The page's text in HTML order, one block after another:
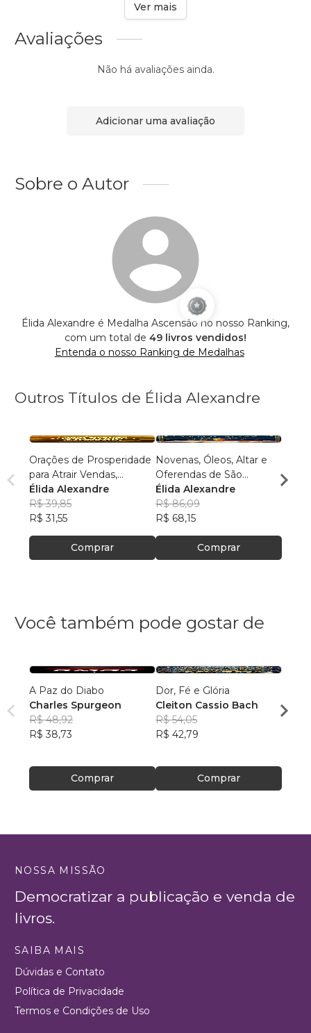
Ver mais
Avaliações
Não há avaliações ainda.
Adicionar uma avaliação
Sobre o Autor
Élida Alexandre é Medalha Ascensão no nosso Ranking,
com um total de 49 livros vendidos!
Entenda o nosso Ranking de Medalhas
Outros Títulos de Élida Alexandre
Orações de Prosperidade
para Atrair Vendas,
Clientes e Dinheiro
Inesperado
Élida Alexandre
R$ 39,85
R$ 31,55
Comprar
Novenas, Óleos, Altar e
Oferendas de São
Cipriano
Élida Alexandre
R$ 86,09
R$ 68,15
Comprar
à
Élida
Você também pode gostar de
A Paz do Diabo
Charles Spurgeon
R$ 48,92
R$ 38,73
Comprar
Dor, Fé e Glória
Cleiton Cassio Bach
R$ 54,05
R$ 42,79
Comprar
para
NOSSA MISSÃO
Democratizar a publicação e venda de
livros.
SAIBA MAIS
Dúvidas e Contato
Política de Privacidade
Termos e Condições de Uso